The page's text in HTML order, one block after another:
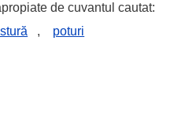
de cuvantul cautat:
, poturi